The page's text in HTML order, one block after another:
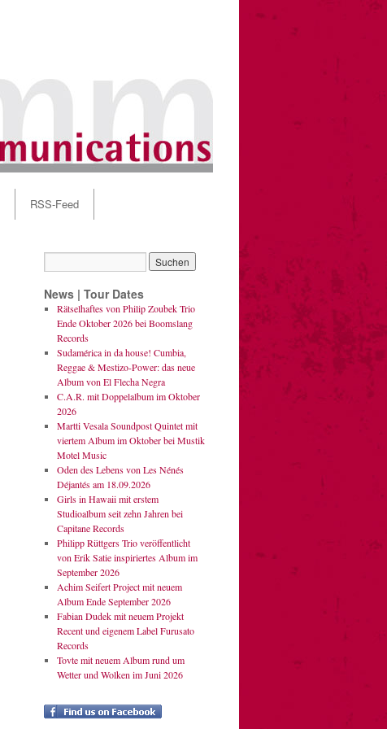
RSS-Feed
News | Tour Dates
Rätselhaftes von Philip Zoubek Trio
Ende Oktober 2026 bei Boomslang
Records
Sudamérica in da house! Cumbia,
Reggae & Mestizo-Power: das neue
Album von El Flecha Negra
C.A.R. mit Doppelalbum im Oktober
2026
Martti Vesala Soundpost Quintet mit
viertem Album im Oktober bei Mustik
Motel Music
Oden des Lebens von Les Nénés
Déjantés am 18.09.2026
Girls in Hawaii mit erstem
Studioalbum seit zehn Jahren bei
Capitane Records
Philipp Rüttgers Trio veröffentlicht
von Erik Satie inspiriertes Album im
September 2026
Achim Seifert Project mit neuem
Album Ende September 2026
Fabian Dudek mit neuem Projekt
Recent und eigenem Label Furusato
Records
Tovte mit neuem Album rund um
Wetter und Wolken im Juni 2026